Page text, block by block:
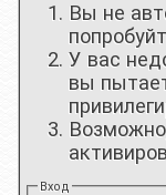
Вы не
У вас
вы
Вход